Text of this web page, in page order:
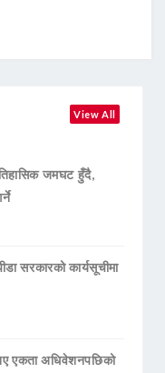
View All
जमघट हुँदै,
सरकारको कार्यसूचीमा
एकता अधिवेशनपछिको